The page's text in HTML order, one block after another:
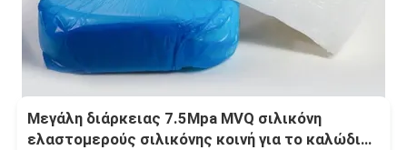
Μεγάλη διάρκειας 7.5Mpa MVQ σιλικόνη
ελαστομερούς σιλικόνης κοινή για το καλώδιο